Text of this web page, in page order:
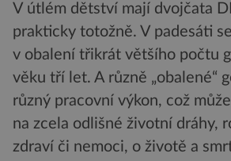
V útlém dětství mají dvojčata
prakticky totožně. V padesáti
v obalení třikrát většího počtu
věku tří let. A různě „obalené“
různý pracovní výkon, což
na zcela odlišné životní dráhy,
zdraví či nemoci, o životě a